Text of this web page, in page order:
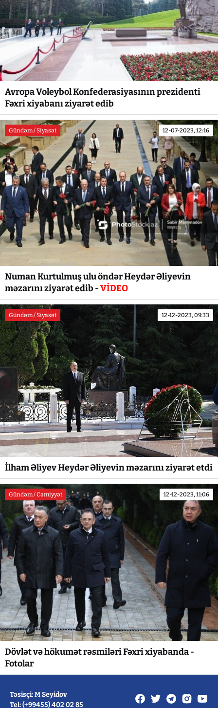
Avropa Voleybol Konfederasiyasının prezidenti
Fəxri xiyabanı ziyarət edib
Gündəm / Siyasət 12-07-2023, 12:16
Numan Kurtulmuş ulu öndər Heydər Əliyevin
məzarını ziyarət edib -VİDEO
Gündəm / Siyasət 12-12-2023, 09:33
İlham Əliyev Heydər Əliyevin məzarını ziyarət etdi
Gündəm / Cəmiyyət 12-12-2023, 11:06
Dövlət və hökumət rəsmiləri Fəxri xiyabanda -
Fotolar
Təsisçi: M Seyidov
Tel: (+99455) 402 02 85